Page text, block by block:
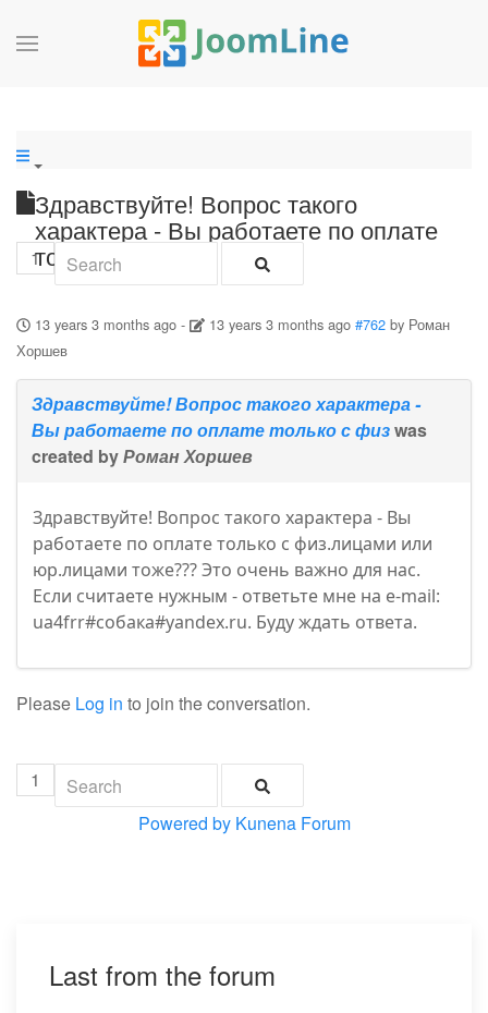
Здравствуйте! Вопрос такого
характера - Вы работаете по оплате
только с физ
1
13 years 3 months ago- 13 years 3 months ago #762 by Роман
Хоршев
Здравствуйте! Вопрос такого характера -
Вы работаете по оплате только с физwas
created byРоман Хоршев
Здравствуйте! Вопрос такого характера - Вы
работаете по оплате только с физ.лицами или
юр.лицами тоже??? Это очень важно для нас.
Если считаете нужным - ответьте мне на e-mail:
ua4frr#собака#yandex.ru. Буду ждать ответа.
Please Log in to join the conversation.
1
Powered by Kunena Forum
Last from the forum